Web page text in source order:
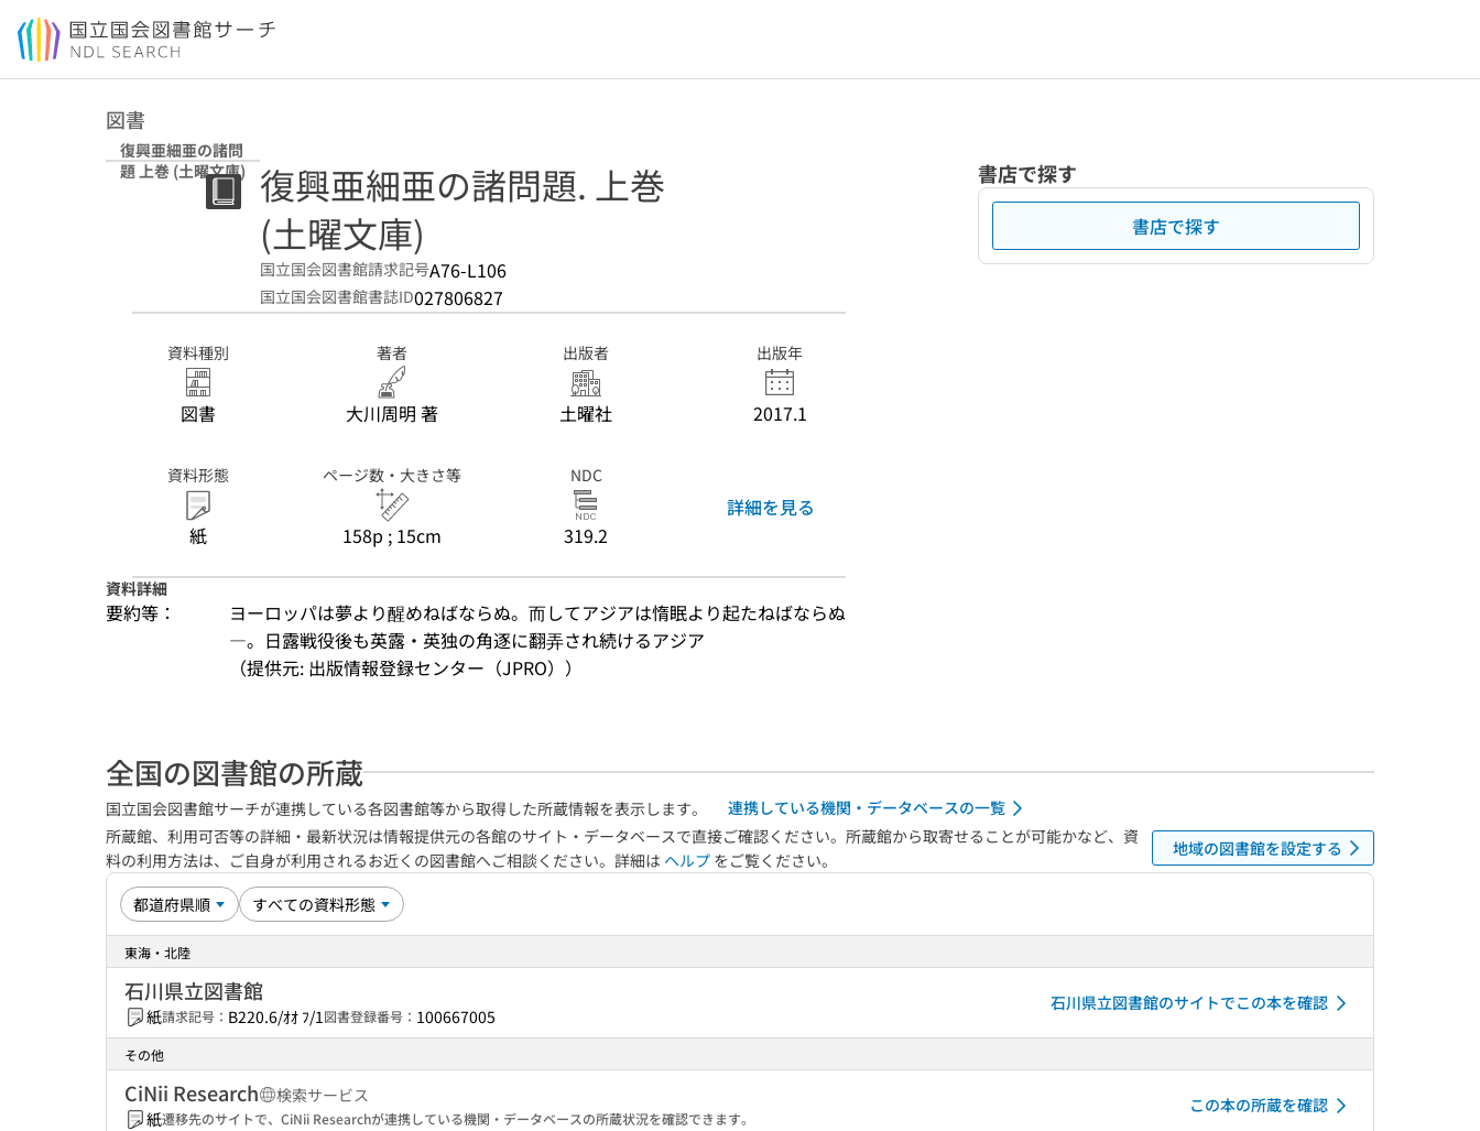
本文へ移動
図書
復興亜細亜の諸問
題 上巻 (土曜文庫)
復興亜細亜の諸問題. 上巻
(土曜文庫)
国立国会図書館請求記号A76-L106
国立国会図書館書誌ID027806827
資料種別
図書
著者
大川周明 著
出版者
土曜社
出版年
2017.1
資料形態
紙
ページ数・大きさ等
158p ; 15cm
NDC
319.2
詳細を見る
資料詳細
要約等：
ヨーロッパは夢より醒めねばならぬ。而してアジアは惰眠より起たねばならぬ
―。日露戦役後も英露・英独の角逐に翻弄され続けるアジア
（提供元: 出版情報登録センター（JPRO））
書店で探す
書店で探す
全国の図書館の所蔵
国立国会図書館サーチが連携している各図書館等から取得した所蔵情報を表示します。
連携している機関・データベースの一覧
所蔵館、利用可否等の詳細・最新状況は情報提供元の各館のサイト・データベースで直接ご確認ください。所蔵館から取寄せることが可能かなど、資
料の利用方法は、ご自身が利用されるお近くの図書館へご相談ください。詳細は ヘルプ をご覧ください。
地域の図書館を設定する
東海・北陸
石川県立図書館
紙請求記号： B220.6/ｵｵ ﾌ/1図書登録番号： 100667005
石川県立図書館のサイトでこの本を確認
その他
CiNii Research
検索サービス
紙遷移先のサイトで、CiNii Researchが連携している機関・データベースの所蔵状況を確認できます。
この本の所蔵を確認